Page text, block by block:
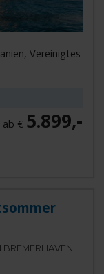
Vereinigtes
ab € 5.899,-
BREMERHAVEN